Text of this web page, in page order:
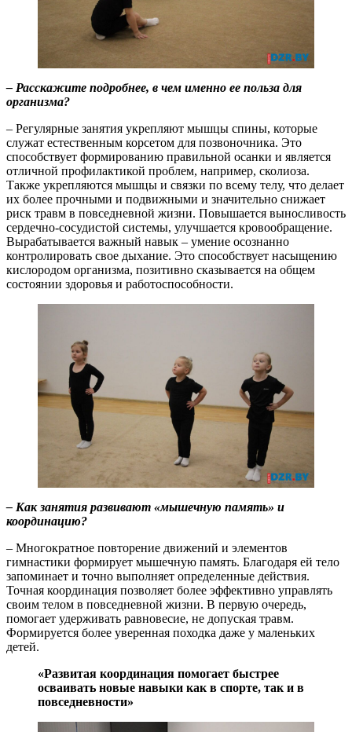
– Расскажите подробнее, в чем именно ее польза для
организма?
– Регулярные занятия укрепляют мышцы спины, которые
служат естественным корсетом для позвоночника. Это
способствует формированию правильной осанки и является
отличной профилактикой проблем, например, сколиоза.
Также укрепляются мышцы и связки по всему телу, что делает
их более прочными и подвижными и значительно снижает
риск травм в повседневной жизни. Повышается выносливость
сердечно-сосудистой системы, улучшается кровообращение.
Вырабатывается важный навык – умение осознанно
контролировать свое дыхание. Это способствует насыщению
кислородом организма, позитивно сказывается на общем
состоянии здоровья и работоспособности.
– Как занятия развивают «мышечную память» и
координацию?
– Многократное повторение движений и элементов
гимнастики формирует мышечную память. Благодаря ей тело
запоминает и точно выполняет определенные действия.
Точная координация позволяет более эффективно управлять
своим телом в повседневной жизни. В первую очередь,
помогает удерживать равновесие, не допуская травм.
Формируется более уверенная походка даже у маленьких
детей.
«Развитая координация помогает быстрее
осваивать новые навыки как в спорте, так и в
повседневности»